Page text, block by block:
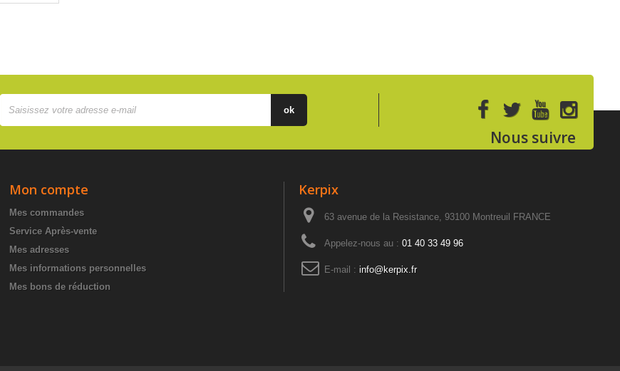
ok
Nous suivre
Mon compte
Mes commandes
Service Après-vente
Mes adresses
Mes informations personnelles
Mes bons de réduction
Kerpix
63 avenue de la Resistance, 93100 Montreuil FRANCE
Appelez-nous au : 01 40 33 49 96
E-mail : info@kerpix.fr